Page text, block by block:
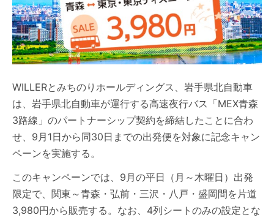
WILLERとみちのりホールディングス、岩手県北自動車
は、岩手県北自動車が運行する高速夜行バス「MEX青森
3路線」のパートナーシップ契約を締結したことに合わ
せ、9月1日から同30日までの出発便を対象に記念キャン
ペーンを実施する。
このキャンペーンでは、9月の平日（月～木曜日）出発
限定で、関東～青森・弘前・三沢・八戸・盛岡間を片道
3,980円から販売する。なお、4列シートのみの設定とな